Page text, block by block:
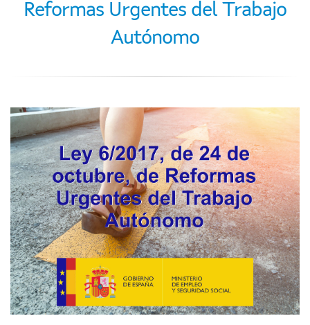
Reformas Urgentes del Trabajo
Autónomo